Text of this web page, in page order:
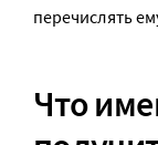
перечислять
Что